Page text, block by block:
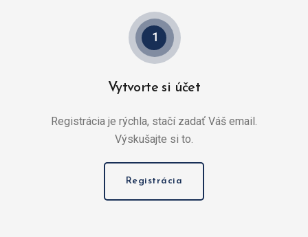
1
Vytvorte si účet
Registrácia je rýchla, stačí zadať Váš email.
Výskušajte si to.
Registrácia